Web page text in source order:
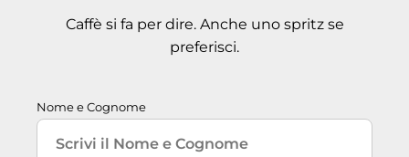
Caffè si fa per dire. Anche uno spritz se
preferisci.
Nome e Cognome